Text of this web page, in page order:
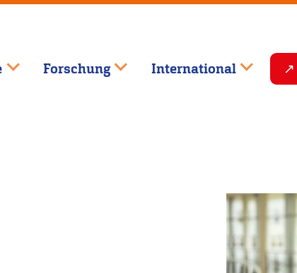
Forschung International